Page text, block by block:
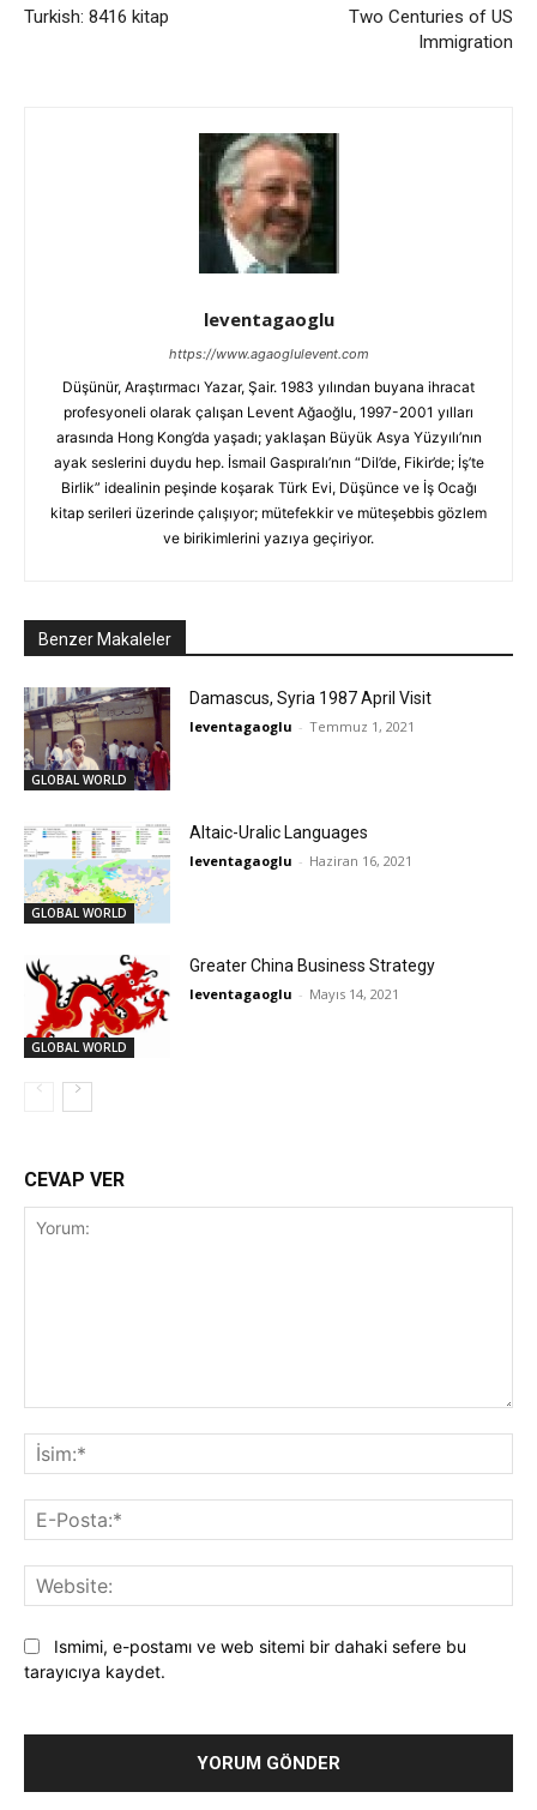
Turkish: 8416 kitap
Two Centuries of US
Immigration
leventagaoglu
https://www.agaoglulevent.com
Düşünür, Araştırmacı Yazar, Şair. 1983 yılından buyana ihracat
profesyoneli olarak çalışan Levent Ağaoğlu, 1997-2001 yılları
arasında Hong Kong’da yaşadı; yaklaşan Büyük Asya Yüzyılı’nın
ayak seslerini duydu hep. İsmail Gaspıralı’nın “Dil’de, Fikir’de; İş’te
Birlik” idealinin peşinde koşarak Türk Evi, Düşünce ve İş Ocağı
kitap serileri üzerinde çalışıyor; mütefekkir ve müteşebbis gözlem
ve birikimlerini yazıya geçiriyor.
Benzer Makaleler
GLOBAL WORLD
Damascus, Syria 1987 April Visit
leventagaoglu - Temmuz 1, 2021
GLOBAL WORLD
Altaic-Uralic Languages
leventagaoglu - Haziran 16, 2021
GLOBAL WORLD
Greater China Business Strategy
leventagaoglu - Mayıs 14, 2021
CEVAP VER
Ismimi, e-postamı ve web sitemi bir dahaki sefere bu
tarayıcıya kaydet.